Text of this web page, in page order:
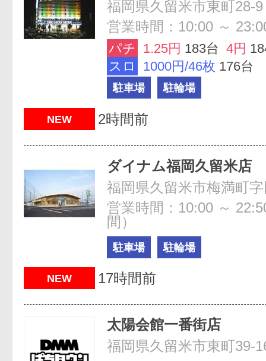
福岡県久留米市東町28-9
営業時間：10:00 ～
パチ 1.25円 183台 4円
スロ
1000円/46枚 176台
駐車場 駐輪場
NEW 2時間前
ダイナム福岡久留米店
営業時間：10:00 ～
間）
駐車場 駐輪場
NEW 17時間前
太陽会館一番街店
福岡県久留米市東町39-